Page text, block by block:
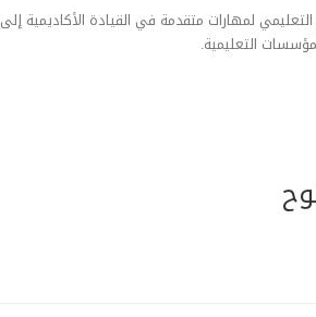
لمهارات متقدمة في القيادة الأكاديمية إلى
التعليمية.